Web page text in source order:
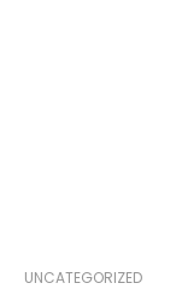
POSTED
UNCATEGORIZED